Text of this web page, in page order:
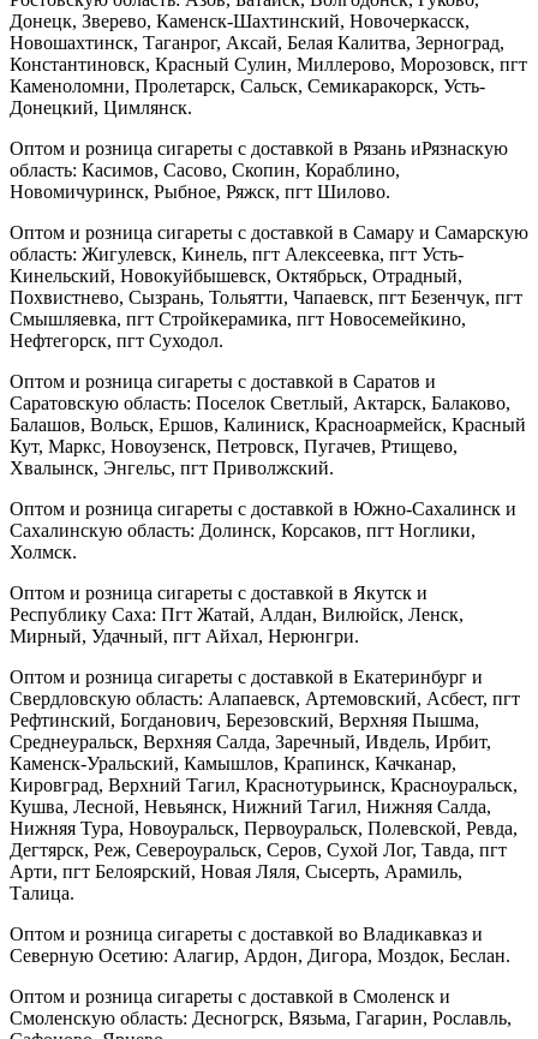
Донецк, Зверево, Каменск-Шахтинский, Новочеркасск,
Новошахтинск, Таганрог, Аксай, Белая Калитва, Зерноград,
Константиновск, Красный Сулин, Миллерово, Морозовск, пгт
Каменоломни, Пролетарск, Сальск, Семикаракорск, Усть-
Донецкий, Цимлянск.
Оптом и розница сигареты с доставкой в Рязань иРязнаскую
область: Касимов, Сасово, Скопин, Кораблино,
Новомичуринск, Рыбное, Ряжск, пгт Шилово.
Оптом и розница сигареты с доставкой в Самару и Самарскую
область: Жигулевск, Кинель, пгт Алексеевка, пгт Усть-
Кинельский, Новокуйбышевск, Октябрьск, Отрадный,
Похвистнево, Сызрань, Тольятти, Чапаевск, пгт Безенчук, пгт
Смышляевка, пгт Стройкерамика, пгт Новосемейкино,
Нефтегорск, пгт Суходол.
Оптом и розница сигареты с доставкой в Саратов и
Саратовскую область: Поселок Светлый, Актарск, Балаково,
Балашов, Вольск, Ершов, Калиниск, Красноармейск, Красный
Кут, Маркс, Новоузенск, Петровск, Пугачев, Ртищево,
Хвалынск, Энгельс, пгт Приволжский.
Оптом и розница сигареты с доставкой в Южно-Сахалинск и
Сахалинскую область: Долинск, Корсаков, пгт Ноглики,
Холмск.
Оптом и розница сигареты с доставкой в Якутск и
Республику Саха: Пгт Жатай, Алдан, Вилюйск, Ленск,
Мирный, Удачный, пгт Айхал, Нерюнгри.
Оптом и розница сигареты с доставкой в Екатеринбург и
Свердловскую область: Алапаевск, Артемовский, Асбест, пгт
Рефтинский, Богданович, Березовский, Верхняя Пышма,
Среднеуральск, Верхняя Салда, Заречный, Ивдель, Ирбит,
Каменск-Уральский, Камышлов, Крапинск, Качканар,
Кировград, Верхний Тагил, Краснотурьинск, Красноуральск,
Кушва, Лесной, Невьянск, Нижний Тагил, Нижняя Салда,
Нижняя Тура, Новоуральск, Первоуральск, Полевской, Ревда,
Дегтярск, Реж, Североуральск, Серов, Сухой Лог, Тавда, пгт
Арти, пгт Белоярский, Новая Ляля, Сысерть, Арамиль,
Талица.
Оптом и розница сигареты с доставкой во Владикавказ и
Северную Осетию: Алагир, Ардон, Дигора, Моздок, Беслан.
Оптом и розница сигареты с доставкой в Смоленск и
Смоленскую область: Десногрск, Вязьма, Гагарин, Рославль,